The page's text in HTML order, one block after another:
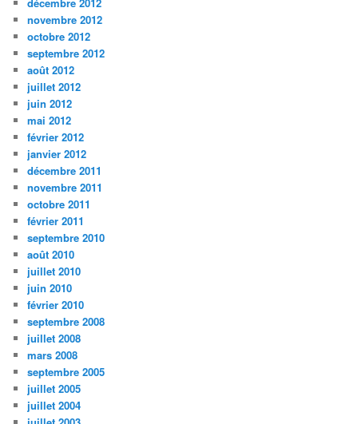
décembre 2012
novembre 2012
octobre 2012
septembre 2012
août 2012
juillet 2012
juin 2012
mai 2012
février 2012
janvier 2012
décembre 2011
novembre 2011
octobre 2011
février 2011
septembre 2010
août 2010
juillet 2010
juin 2010
février 2010
septembre 2008
juillet 2008
mars 2008
septembre 2005
juillet 2005
juillet 2004